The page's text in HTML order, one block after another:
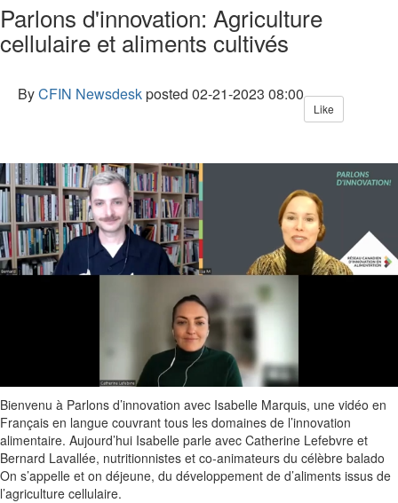
Parlons d'innovation: Agriculture
cellulaire et aliments cultivés
ByCFIN Newsdeskposted 02-21-2023 08:00
Like
Bienvenu à Parlons d’innovation avec Isabelle Marquis, une vidéo en
Français en langue couvrant tous les domaines de l’innovation
alimentaire. Aujourd’hui Isabelle parle avec Catherine Lefebvre et
Bernard Lavallée, nutritionnistes et co-animateurs du célèbre balado
On s’appelle et on déjeune, du développement de d’aliments issus de
l’agriculture cellulaire.